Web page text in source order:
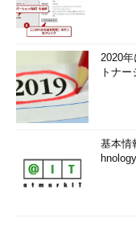
［機械翻訳］（
Windows
をインストール
"0x80245003"
919749）
Windows XP ベ
行し、
後は、プログ
ー メッセージを
ボックス
Windows の更
2020
トナ
基本情